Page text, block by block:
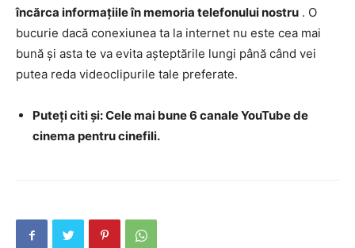
încărca informațiile în memoria telefonului nostru . O
bucurie dacă conexiunea ta la internet nu este cea mai
bună și asta te va evita așteptările lungi până când vei
putea reda videoclipurile tale preferate.
Puteți citi și: Cele mai bune 6 canale YouTube de
cinema pentru cinefili.